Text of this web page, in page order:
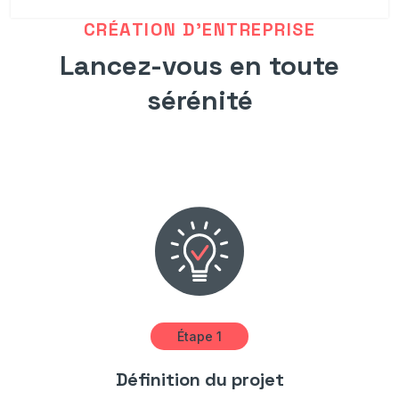
CRÉATION D’ENTREPRISE
Lancez-vous en toute
sérénité
Étape 1
Définition du projet